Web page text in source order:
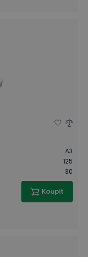
A3
125
30
Koupit